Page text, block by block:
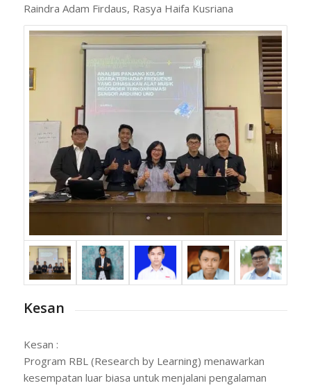
Raindra Adam Firdaus, Rasya Haifa Kusriana
Kesan
Kesan :
Program RBL (Research by Learning) menawarkan
kesempatan luar biasa untuk menjalani pengalaman